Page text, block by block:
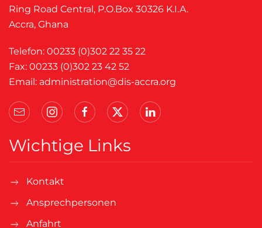
Ring Road Central, P.O.Box 30326 K.I.A.
Accra, Ghana
Telefon: 00233 (0)302 22 35 22
Fax: 00233 (0)302 23 42 52
Email: administration@dis-accra.org
Wichtige Links
Kontakt
Ansprechpersonen
Anfahrt